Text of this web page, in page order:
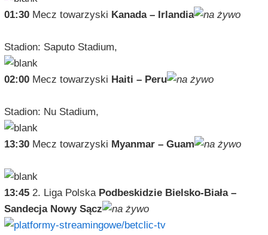
01:30Mecz towarzyski Kanada – Irlandia
Stadion: Saputo Stadium,
02:00Mecz towarzyski Haiti – Peru
Stadion: Nu Stadium,
13:30Mecz towarzyski Myanmar – Guam
13:452. Liga Polska Podbeskidzie Bielsko-Biała –
Sandecja Nowy Sącz